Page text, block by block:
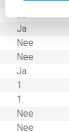
Ja
Ja
Nee
Nee
Ja
1
1
Nee
Nee